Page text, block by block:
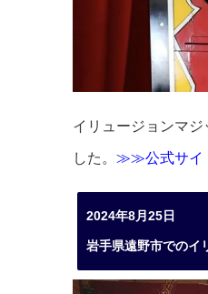
イリュージョンマジ
した。 ≫≫公式サイ
2024年8月25日
岩手県遠野市でのイ